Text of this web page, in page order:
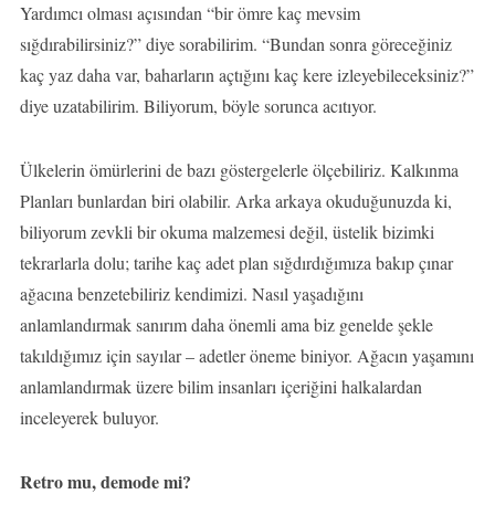
Yardımcı olması açısından “bir ömre kaç mevsim
sığdırabilirsiniz?” diye sorabilirim. “Bundan sonra göreceğiniz
kaç yaz daha var, baharların açtığını kaç kere izleyebileceksiniz?”
diye uzatabilirim. Biliyorum, böyle sorunca acıtıyor.
Ülkelerin ömürlerini de bazı göstergelerle ölçebiliriz. Kalkınma
Planları bunlardan biri olabilir. Arka arkaya okuduğunuzda ki,
biliyorum zevkli bir okuma malzemesi değil, üstelik bizimki
tekrarlarla dolu; tarihe kaç adet plan sığdırdığımıza bakıp çınar
ağacına benzetebiliriz kendimizi. Nasıl yaşadığını
anlamlandırmak sanırım daha önemli ama biz genelde şekle
takıldığımız için sayılar – adetler öneme biniyor. Ağacın yaşamını
anlamlandırmak üzere bilim insanları içeriğini halkalardan
inceleyerek buluyor.
Retro mu, demode mi?